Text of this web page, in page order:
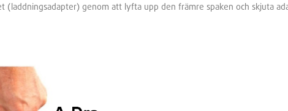
(laddningsadapter) genom att lyfta upp den främre spaken och skjuta